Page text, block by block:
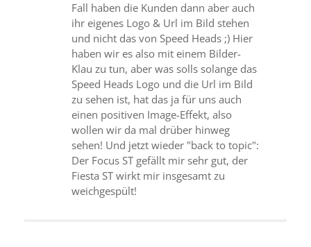
Fall haben die Kunden dann aber auch
ihr eigenes Logo & Url im Bild stehen
und nicht das von Speed Heads ;) Hier
haben wir es also mit einem Bilder-
Klau zu tun, aber was solls solange das
Speed Heads Logo und die Url im Bild
zu sehen ist, hat das ja für uns auch
einen positiven Image-Effekt, also
wollen wir da mal drüber hinweg
sehen! Und jetzt wieder "back to topic":
Der Focus ST gefällt mir sehr gut, der
Fiesta ST wirkt mir insgesamt zu
weichgespült!